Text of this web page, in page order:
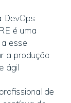
DevOps
é uma
esse
a produção
ágil
de